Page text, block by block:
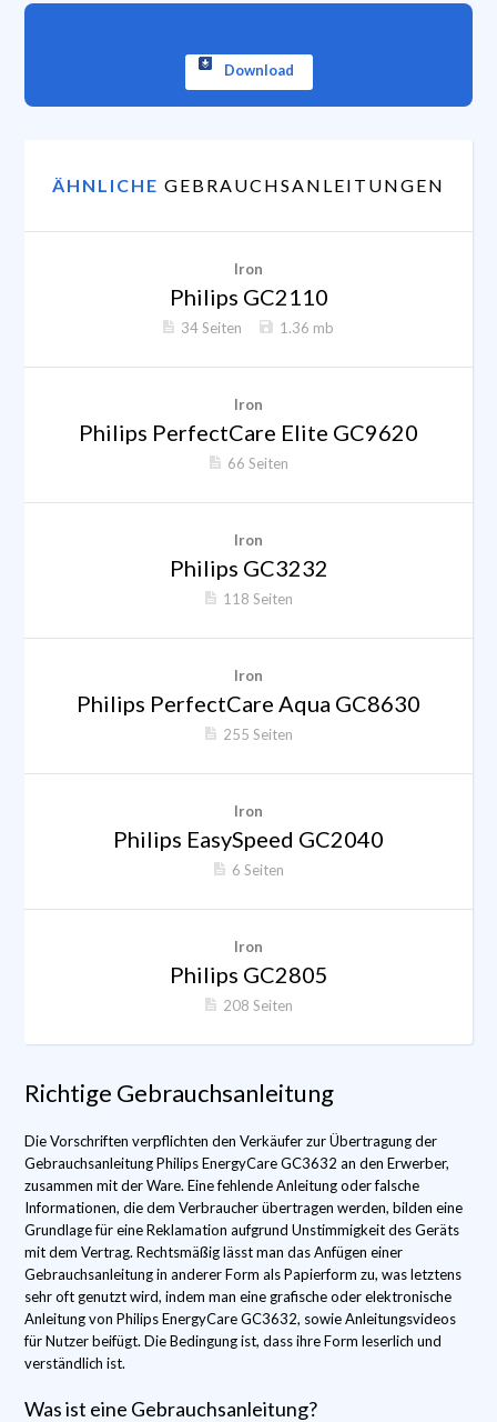
Download
ÄHNLICHE GEBRAUCHSANLEITUNGEN
Iron
Philips GC2110
34 Seiten 1.36 mb
Iron
Philips PerfectCare Elite GC9620
66 Seiten
Iron
Philips GC3232
118 Seiten
Iron
Philips PerfectCare Aqua GC8630
255 Seiten
Iron
Philips EasySpeed GC2040
6 Seiten
Iron
Philips GC2805
208 Seiten
Richtige Gebrauchsanleitung
Die Vorschriften verpflichten den Verkäufer zur Übertragung der
Gebrauchsanleitung Philips EnergyCare GC3632 an den Erwerber,
zusammen mit der Ware. Eine fehlende Anleitung oder falsche
Informationen, die dem Verbraucher übertragen werden, bilden eine
Grundlage für eine Reklamation aufgrund Unstimmigkeit des Geräts
mit dem Vertrag. Rechtsmäßig lässt man das Anfügen einer
Gebrauchsanleitung in anderer Form als Papierform zu, was letztens
sehr oft genutzt wird, indem man eine grafische oder elektronische
Anleitung von Philips EnergyCare GC3632, sowie Anleitungsvideos
für Nutzer beifügt. Die Bedingung ist, dass ihre Form leserlich und
verständlich ist.
Was ist eine Gebrauchsanleitung?